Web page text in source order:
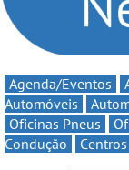
Agenda/Eventos
Automóveis
Oficinas Pneus
Condução